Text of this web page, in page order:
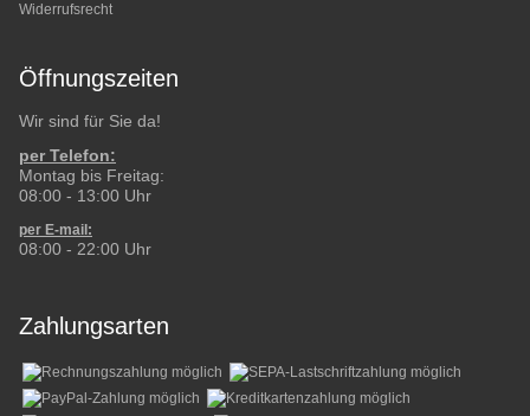
Widerrufsrecht
Öffnungszeiten
Wir sind für Sie da!
per Telefon:
Montag bis Freitag:
08:00 - 13:00 Uhr
per E-mail:
08:00 - 22:00 Uhr
Zahlungsarten